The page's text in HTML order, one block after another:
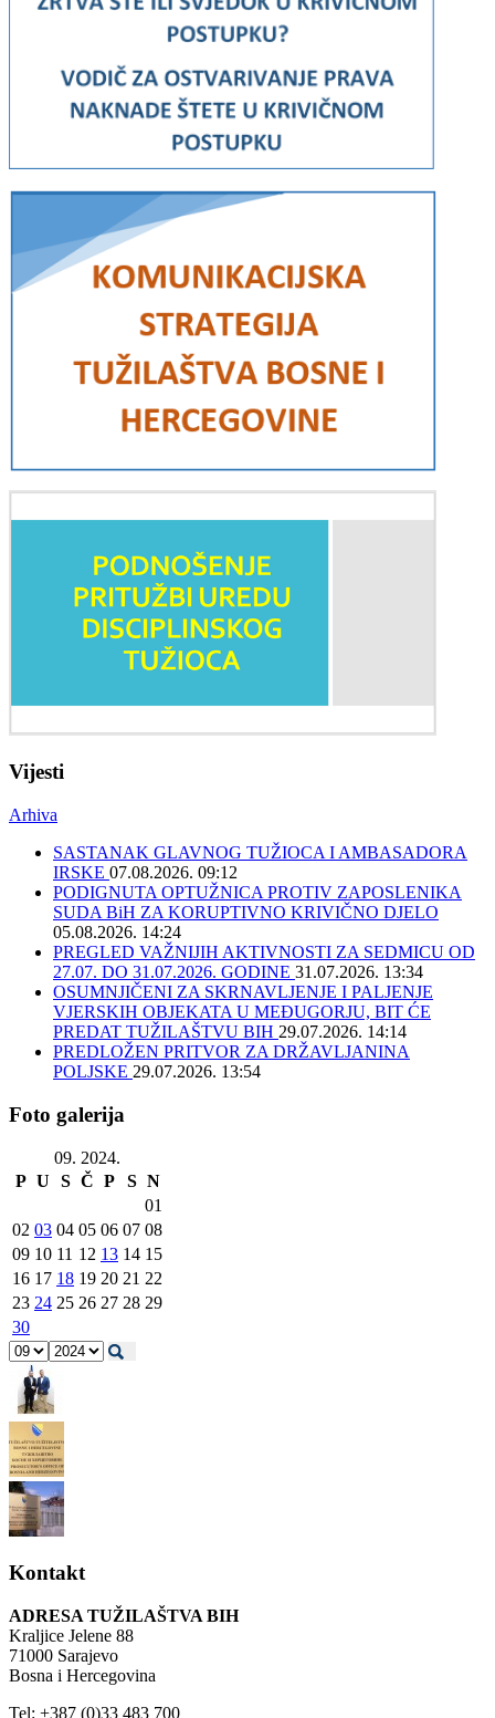
Vijesti
Arhiva
SASTANAK GLAVNOG TUŽIOCA I AMBASADORA
IRSKE 07.08.2026. 09:12
PODIGNUTA OPTUŽNICA PROTIV ZAPOSLENIKA
SUDA BiH ZA KORUPTIVNO KRIVIČNO DJELO
05.08.2026. 14:24
PREGLED VAŽNIJIH AKTIVNOSTI ZA SEDMICU OD
27.07. DO 31.07.2026. GODINE 31.07.2026. 13:34
OSUMNJIČENI ZA SKRNAVLJENJE I PALJENJE
VJERSKIH OBJEKATA U MEĐUGORJU, BIT ĆE
PREDAT TUŽILAŠTVU BIH 29.07.2026. 14:14
PREDLOŽEN PRITVOR ZA DRŽAVLJANINA
POLJSKE 29.07.2026. 13:54
Foto galerija
09. 2024.
P U S Č P S N
01
02 03 04 05 06 07 08
09 10 11 12 13 14 15
16 17 18 19 20 21 22
23 24 25 26 27 28 29
30
Kontakt
ADRESA TUŽILAŠTVA BIH
Kraljice Jelene 88
71000 Sarajevo
Bosna i Hercegovina
Tel: +387 (0)33 483 700